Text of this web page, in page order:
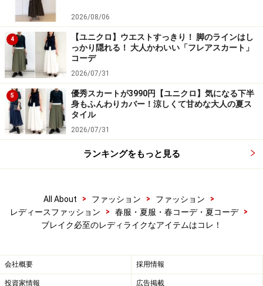
2026/08/06
4
【ユニクロ】ウエストすっきり！ 脚のラインはし
っかり隠れる！ 大人かわいい「フレアスカート」
コーデ
2026/07/31
5
優秀スカートが3990円【ユニクロ】気になる下半
身もふんわりカバー！涼しくて甘めな大人の夏ス
タイル
2026/07/31
ランキングをもっと見る
All About > ファッション > ファッション
>
レディースファッション
> 春服・夏服・春コーデ・夏コーデ
>
ブレイク必至のレディライクなアイテムはコレ！
会社概要 採用情報
投資家情報 広告掲載